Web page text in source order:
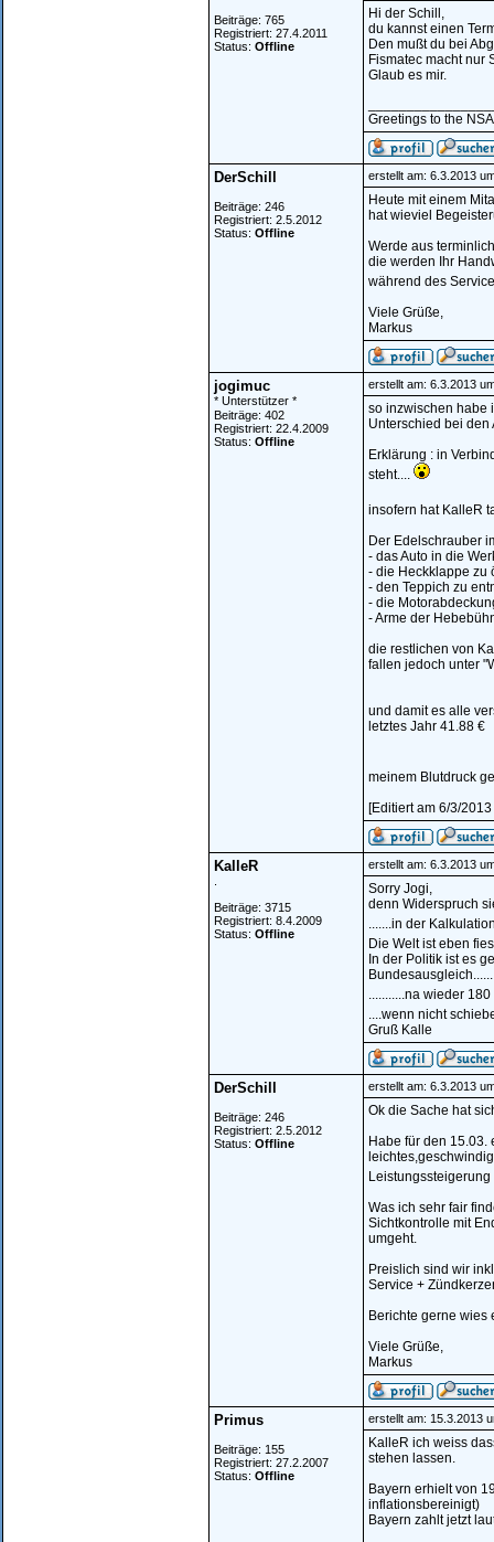
Beiträge: 765
Registriert: 27.4.2011
Status: Offline
Hi der Schill,
du kannst einen
Den mußt du bei
Fismatec macht nur
Glaub es mir.
Greetings to the
DerSchill
Beiträge: 246
Registriert: 2.5.2012
Status: Offline
erstellt am: 6.3.2013
Heute mit einem
hat wieviel
Werde aus
die werden Ihr
während des
Viele Grüße,
Markus
jogimuc
* Unterstützer *
Beiträge: 402
Registriert: 22.4.2009
Status: Offline
erstellt am: 6.3.2013
so inzwischen habe
Unterschied bei den
Erklärung : in
steht....
insofern hat KalleR
Der Edelschrauber
- das Auto in die
- die Heckklappe zu
- den Teppich zu
- die
- Arme der
die restlichen von
fallen jedoch unter
und damit es alle
letztes Jahr 41.88 €
meinem Blutdruck
[Editiert am 6/3/
KalleR
Beiträge: 3715
Registriert: 8.4.2009
Status: Offline
erstellt am: 6.3.2013
Sorry Jogi,
denn Widerspruch
.......in der
Die Welt ist eben
In der Politik ist es
...........na wieder
....wenn nicht
Gruß Kalle
DerSchill
Beiträge: 246
Registriert: 2.5.2012
Status: Offline
erstellt am: 6.3.2013
Ok die Sache hat
Habe für den 15.03.
Was ich sehr fair
Sichtkontrolle mit
umgeht.
Preislich sind wir
Service +
Berichte gerne wies
Viele Grüße,
Markus
Primus
Beiträge: 155
Registriert: 27.2.2007
Status: Offline
erstellt am: 15.3.2013
KalleR ich weiss
stehen lassen.
Bayern erhielt von
inflationsbereinigt)
Bayern zahlt jetzt